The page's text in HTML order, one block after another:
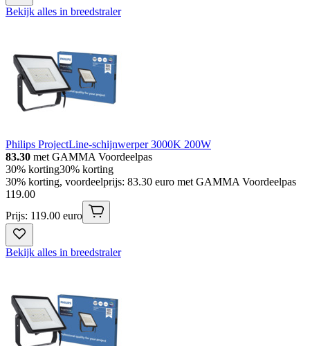
Bekijk alles in breedstraler
Philips ProjectLine-schijnwerper 3000K 200W
83.30 met GAMMA Voordeelpas
30% korting30% korting
30% korting, voordeelprijs: 83.30 euro met GAMMA Voordeelpas
119.00
Prijs: 119.00 euro
Bekijk alles in breedstraler